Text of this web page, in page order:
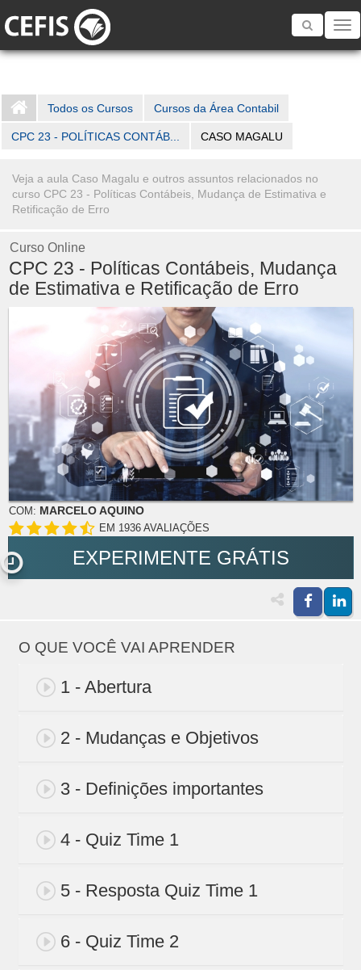
Toggle
Todos os Cursos Cursos da Área Contabil
CPC 23 - POLÍTICAS CONTÁB... CASO MAGALU
Veja a aula Caso Magalu e outros assuntos relacionados no
curso CPC 23 - Políticas Contábeis, Mudança de Estimativa e
Retificação de Erro
Curso Online
CPC 23 - Políticas Contábeis, Mudança
de Estimativa e Retificação de Erro
COM: MARCELO AQUINO
EM 1936 AVALIAÇÕES
EXPERIMENTE GRÁTIS
O QUE VOCÊ VAI APRENDER
1 - Abertura
2 - Mudanças e Objetivos
3 - Definições importantes
4 - Quiz Time 1
5 - Resposta Quiz Time 1
6 - Quiz Time 2